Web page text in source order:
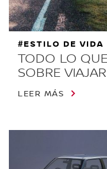
TODO LO
SOBRE
#ESTILO DE VIDA
LEER MÁS